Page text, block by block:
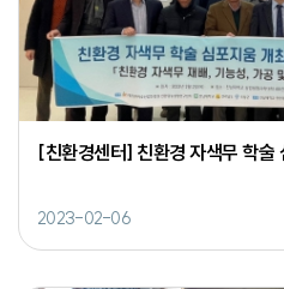
[친환경센터] 친환경 자색무 학
2023-02-06